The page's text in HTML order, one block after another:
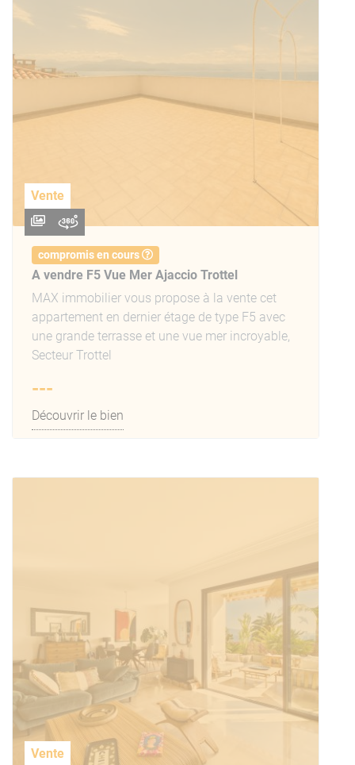
Vente
compromis en cours
A vendre F5 Vue Mer Ajaccio Trottel
MAX immobilier vous propose à la vente cet
appartement en dernier étage de type F5 avec
une grande terrasse et une vue mer incroyable,
Secteur Trottel
---
Découvrir le bien
Vente